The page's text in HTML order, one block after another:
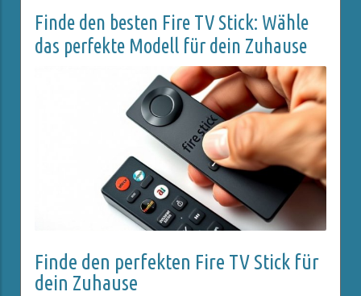
Finde den besten Fire TV Stick: Wähle
das perfekte Modell für dein Zuhause
Finde den perfekten Fire TV Stick für
dein Zuhause